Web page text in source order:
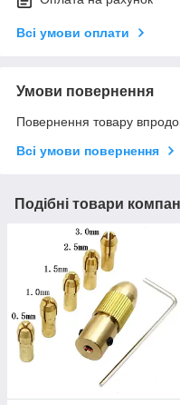
Всі умови оплати
Умови повернення
Повернення товару
Всі умови повернення
Подібні товари